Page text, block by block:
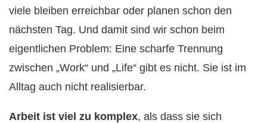
viele bleiben erreichbar oder planen schon den
nächsten Tag. Und damit sind wir schon beim
eigentlichen Problem: Eine scharfe Trennung
zwischen „Work“ und „Life“ gibt es nicht. Sie ist im
Alltag auch nicht realisierbar.
Arbeit ist viel zu komplex, als dass sie sich